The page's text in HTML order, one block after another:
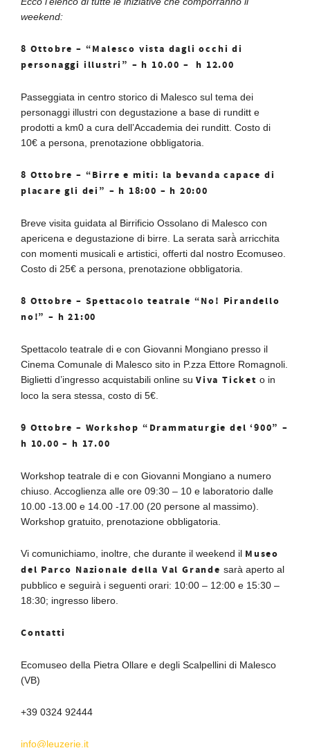
weekend:
8 Ottobre – “Malesco vista dagli occhi di
personaggi illustri” – h 10.00 – h 12.00
Passeggiata in centro storico di Malesco sul tema dei
personaggi illustri con degustazione a base di runditt e
prodotti a km0 a cura dell’Accademia dei runditt. Costo di
10€ a persona, prenotazione obbligatoria.
8 Ottobre – “Birre e miti: la bevanda capace di
placare gli dei” – h 18:00 – h 20:00
Breve visita guidata al Birrificio Ossolano di Malesco con
apericena e degustazione di birre. La serata sarà̀ arricchita
con momenti musicali e artistici, offerti dal nostro Ecomuseo.
Costo di 25€ a persona, prenotazione obbligatoria.
8 Ottobre – Spettacolo teatrale “No! Pirandello
no!” – h 21:00
Spettacolo teatrale di e con Giovanni Mongiano presso il
Cinema Comunale di Malesco sito in P.zza Ettore Romagnoli.
Biglietti d’ingresso acquistabili online su Viva Ticket o in
loco la sera stessa, costo di 5€.
9 Ottobre – Workshop “Drammaturgie del ‘900” –
h 10.00 – h 17.00
Workshop teatrale di e con Giovanni Mongiano a numero
chiuso. Accoglienza alle ore 09:30 – 10 e laboratorio dalle
10.00 -13.00 e 14.00 -17.00 (20 persone al massimo).
Workshop gratuito, prenotazione obbligatoria.
Vi comunichiamo, inoltre, che durante il weekend il Museo
del Parco Nazionale della Val Grande sarà aperto al
pubblico e seguirà i seguenti orari: 10:00 – 12:00 e 15:30 –
18:30; ingresso libero.
Contatti
Ecomuseo della Pietra Ollare e degli Scalpellini di Malesco
(VB)
+39 0324 92444
info@leuzerie.it